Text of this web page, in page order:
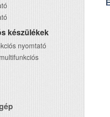
készülékek
nyomtató